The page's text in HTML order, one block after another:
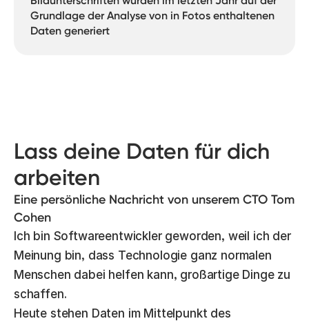
Grundlage der Analyse von in Fotos enthaltenen
Daten generiert
Lass deine Daten für dich
arbeiten
Eine persönliche Nachricht von unserem CTO Tom
Cohen
Ich bin Softwareentwickler geworden, weil ich der
Meinung bin, dass Technologie ganz normalen
Menschen dabei helfen kann, großartige Dinge zu
schaffen.
Heute stehen Daten im Mittelpunkt des